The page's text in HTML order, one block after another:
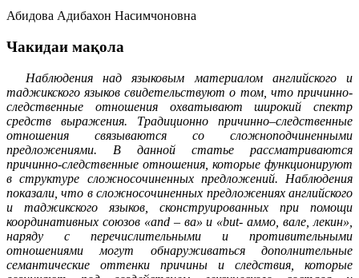
Абидова Адибахон Насимчоновна
Чакидаи мақола
Наблюдения над языковым материалом английского и
таджикского языков свиде­тельствуют о том, что причинно-
следственные отношения охватывают широкий спектр
средств выражения. Традиционно причинно–следственные
отношения связы­ваются со сложноподчиненными
предложениями. В данной статье рассматриваются
причинно-следственные отношения, которые функционируют
в структуре сложносо­чиненных предложений. Наблюдения
показали, что в сложносочиненных предложениях английского
и таджикского языков, сконструированных при помощи
координативных союзов «and– ва» и «but- аммо, вале, лекин»,
наряду с перечислительными и противи­тельными
отношениями могут обнаруживаться дополнительные
семантические оттенки причины и следствия, которые